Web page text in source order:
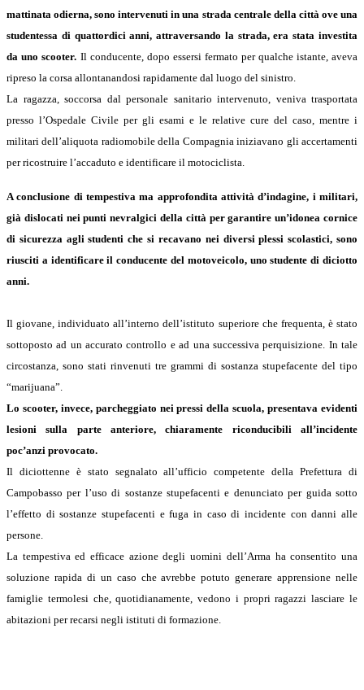
mattinata odierna, sono intervenuti in una strada centrale della città ove una
studentessa di quattordici anni, attraversando la strada, era stata investita
da uno scooter. Il conducente, dopo essersi fermato per qualche istante, aveva
ripreso la corsa allontanandosi rapidamente dal luogo del sinistro.
La ragazza, soccorsa dal personale sanitario intervenuto, veniva trasportata
presso l’Ospedale Civile per gli esami e le relative cure del caso, mentre i
militari dell’aliquota radiomobile della Compagnia iniziavano gli accertamenti
per ricostruire l’accaduto e identificare il motociclista.
A conclusione di tempestiva ma approfondita attività d’indagine, i militari,
già dislocati nei punti nevralgici della città per garantire un’idonea cornice
di sicurezza agli studenti che si recavano nei diversi plessi scolastici, sono
riusciti a identificare il conducente del motoveicolo, uno studente di diciotto
anni.
Il giovane, individuato all’interno dell’istituto superiore che frequenta, è stato
sottoposto ad un accurato controllo e ad una successiva perquisizione. In tale
circostanza, sono stati rinvenuti tre grammi di sostanza stupefacente del tipo
“marijuana”.
Lo scooter, invece, parcheggiato nei pressi della scuola, presentava evidenti
lesioni sulla parte anteriore, chiaramente riconducibili all’incidente
poc’anzi provocato.
Il diciottenne è stato segnalato all’ufficio competente della Prefettura di
Campobasso per l’uso di sostanze stupefacenti e denunciato per guida sotto
l’effetto di sostanze stupefacenti e fuga in caso di incidente con danni alle
persone.
La tempestiva ed efficace azione degli uomini dell’Arma ha consentito una
soluzione rapida di un caso che avrebbe potuto generare apprensione nelle
famiglie termolesi che, quotidianamente, vedono i propri ragazzi lasciare le
abitazioni per recarsi negli istituti di formazione.